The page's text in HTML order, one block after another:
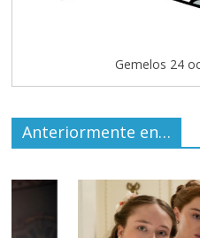
Gemelos 24
Anteriormente en…